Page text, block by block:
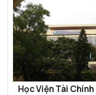
Học Viện Tài Chính